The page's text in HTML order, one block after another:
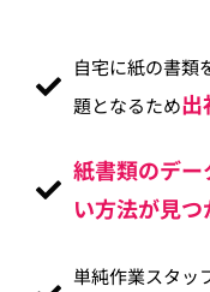
自宅に紙の書類
題となるため出
紙書類のデ
い方法が見
単純作業スタッ